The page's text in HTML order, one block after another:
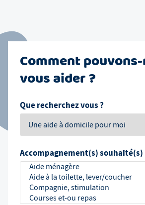
Comment
vous aider ?
Que recherchez vous ?
Accompagnement(s) souhaité(s)